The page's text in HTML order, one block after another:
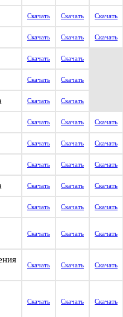
Скачать Скачать Скачать
Скачать Скачать Скачать
Скачать Скачать
Скачать Скачать
Скачать Скачать
Скачать Скачать Скачать
Скачать Скачать Скачать
Скачать Скачать Скачать
Скачать Скачать Скачать
Скачать Скачать Скачать
Скачать Скачать Скачать
Скачать Скачать Скачать
Скачать Скачать Скачать